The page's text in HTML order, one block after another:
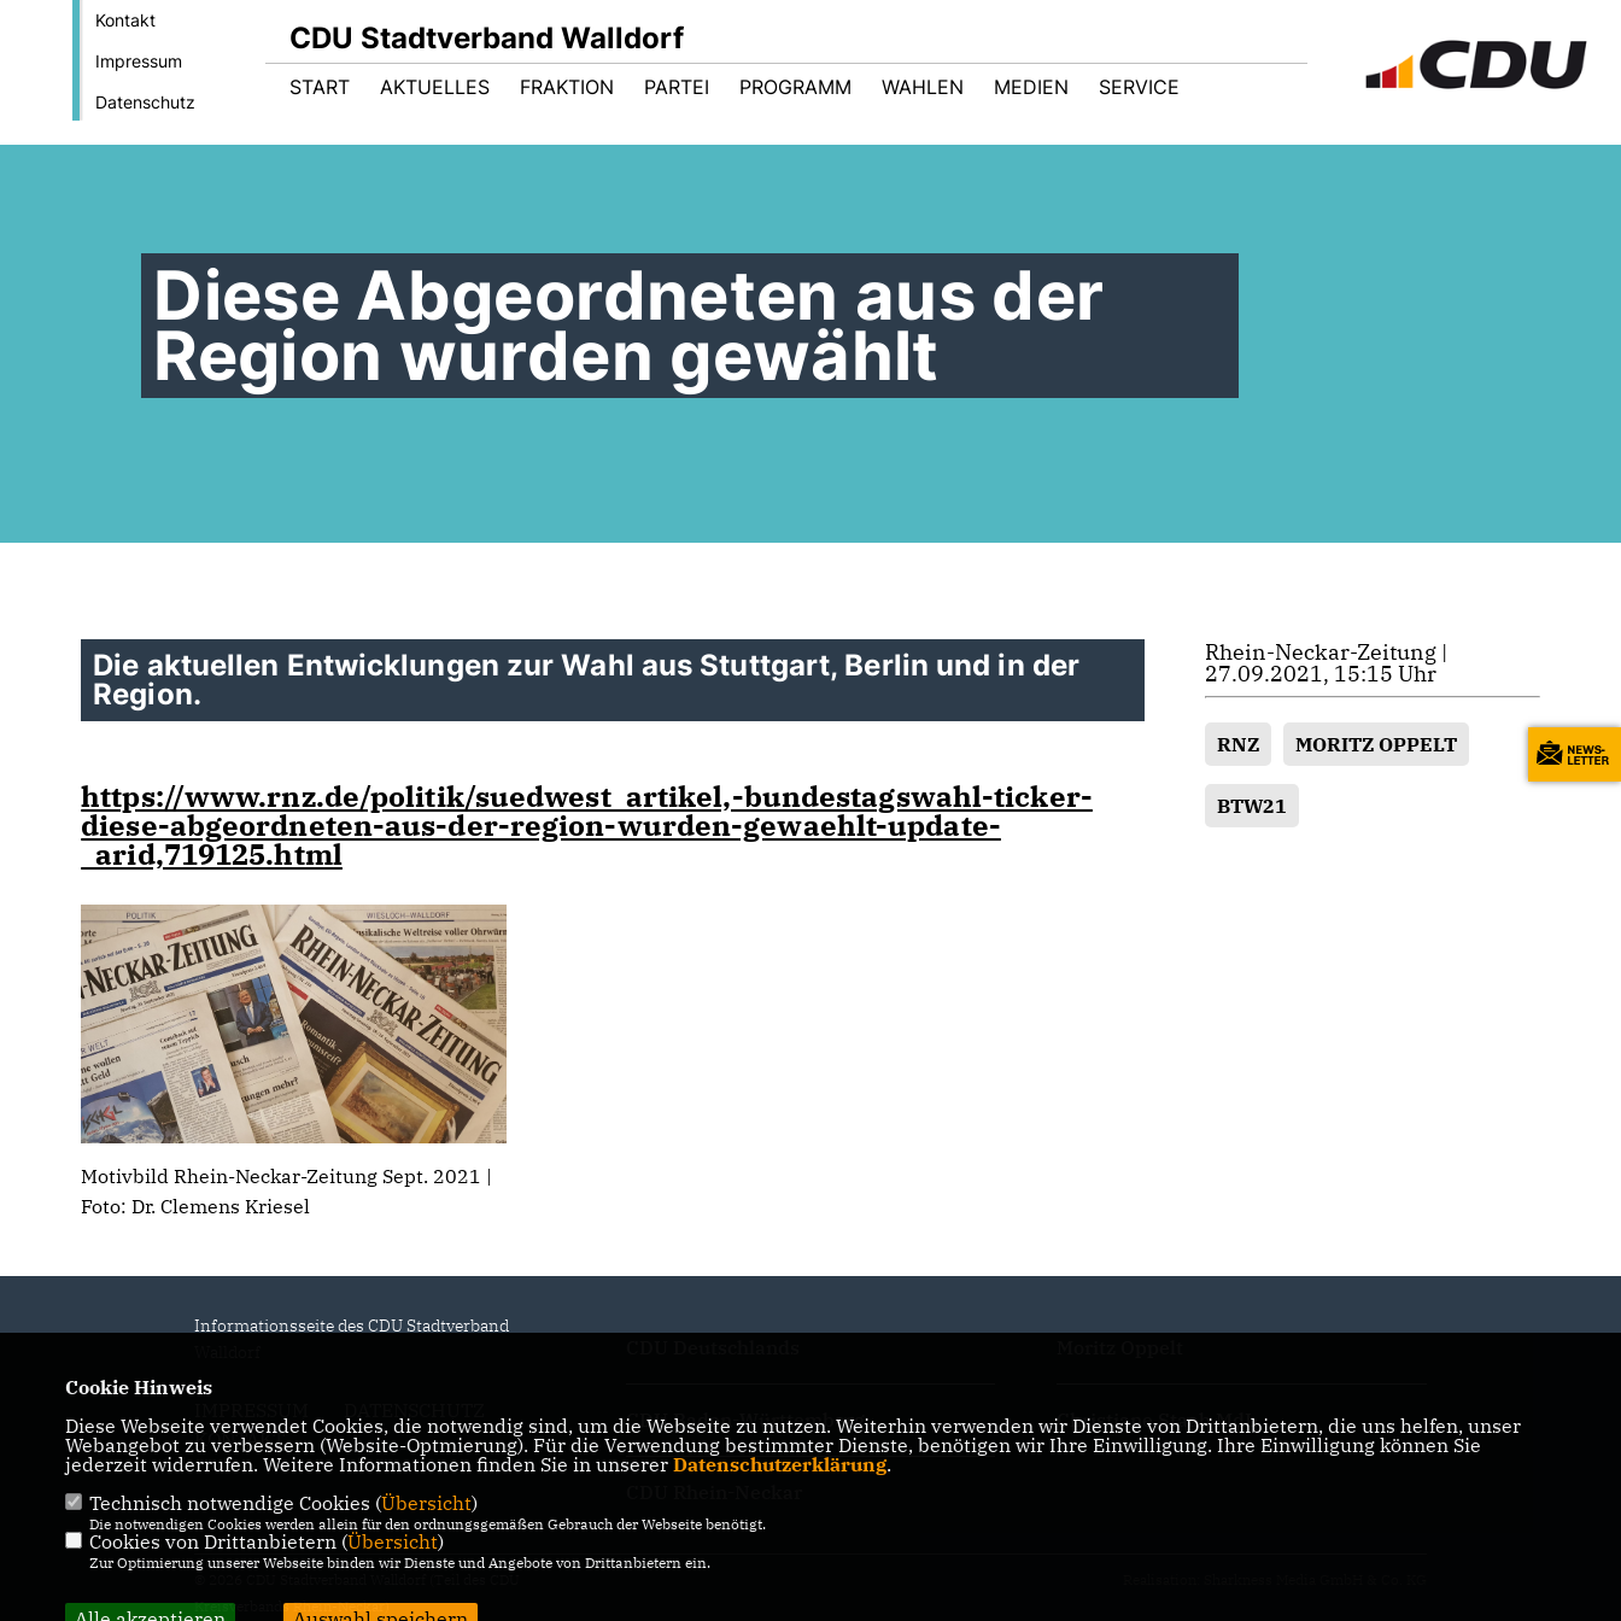
Kontakt
Impressum
Datenschutz
CDU Stadtverband Walldorf
START AKTUELLES FRAKTION PARTEI PROGRAMM WAHLEN MEDIEN SERVICE
Diese Abgeordneten aus der
Region wurden gewählt
Die aktuellen Entwicklungen zur Wahl aus Stuttgart, Berlin und in der
Region.
https://www.rnz.de/politik/suedwest_artikel,-bundestagswahl-ticker-
diese-abgeordneten-aus-der-region-wurden-gewaehlt-update-
_arid,719125.html
Motivbild Rhein-Neckar-Zeitung Sept. 2021 |
Foto: Dr. Clemens Kriesel
Rhein-Neckar-Zeitung |
27.09.2021, 15:15 Uhr
RNZ MORITZ OPPELT
BTW21
Informationsseite des CDU Stadtverband
KONTAKT
CDU Baden-Württemberg Christiane Staab MdL
Kreisverbands Rhein-Neckar)
Cookie Hinweis
Diese Webseite verwendet Cookies, die notwendig sind, um die Webseite zu nutzen. Weiterhin verwenden wir Dienste von Drittanbietern, die uns helfen, unser
Webangebot zu verbessern (Website-Optmierung). Für die Verwendung bestimmter Dienste, benötigen wir Ihre Einwilligung. Ihre Einwilligung können Sie
jederzeit widerrufen. Weitere Informationen finden Sie in unserer Datenschutzerklärung.
Technisch notwendige Cookies (Übersicht)
Die notwendigen Cookies werden allein für den ordnungsgemäßen Gebrauch der Webseite benötigt.
Cookies von Drittanbietern (Übersicht)
Zur Optimierung unserer Webseite binden wir Dienste und Angebote von Drittanbietern ein.